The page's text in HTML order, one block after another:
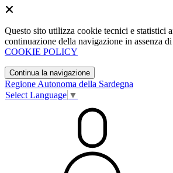
Questo sito utilizza cookie tecnici e statistici
continuazione della navigazione in assenza
COOKIE POLICY
Continua la navigazione
Regione Autonoma della Sardegna
Select Language ▼